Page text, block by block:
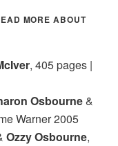
MORE ABOUT
, 405 pages |
Osbourne&
Warner 2005
Ozzy Osbourne,